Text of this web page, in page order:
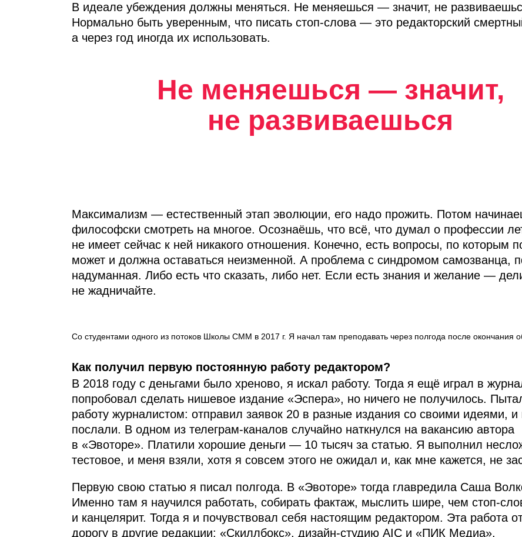
В идеале убеждения должны меняться. Не меняешься — значит, не
Нормально быть уверенным, что писать стоп-слова — это редакторский
а через год иногда их использовать.
Не меняешься — значит,
не развиваешься
Максимализм — естественный этап эволюции, его надо прожить. Потом
философски смотреть на многое. Осознаёшь, что всё, что думал о профессии
не имеет сейчас к ней никакого отношения. Конечно, есть вопросы, по которым
может и должна оставаться неизменной. А проблема с синдромом самозванца,
надуманная. Либо есть что сказать, либо нет. Если есть знания и желание —
не жадничайте.
Со студентами одного из потоков Школы СММ в 2017 г. Я начал там преподавать через полгода после окончания
Как получил первую постоянную работу редактором?
В 2018 году с деньгами было хреново, я искал работу. Тогда я ещё играл в
попробовал сделать нишевое издание «Эспера», но ничего не получилось.
работу журналистом: отправил заявок 20 в разные издания со своими идеями,
послали. В одном из телеграм-каналов случайно наткнулся на вакансию автора
в «Эвоторе». Платили хорошие деньги — 10 тысяч за статью. Я выполнил
тестовое, и меня взяли, хотя я совсем этого не ожидал и, как мне кажется, не
Первую свою статью я писал полгода. В «Эвоторе» тогда главредила Саша
Именно там я научился работать, собирать фактаж, мыслить шире, чем стоп-
и канцелярит. Тогда я и почувствовал себя настоящим редактором. Эта работа
дорогу в другие редакции: «Скиллбокс», дизайн-студию AIC и «ПИК Медиа».